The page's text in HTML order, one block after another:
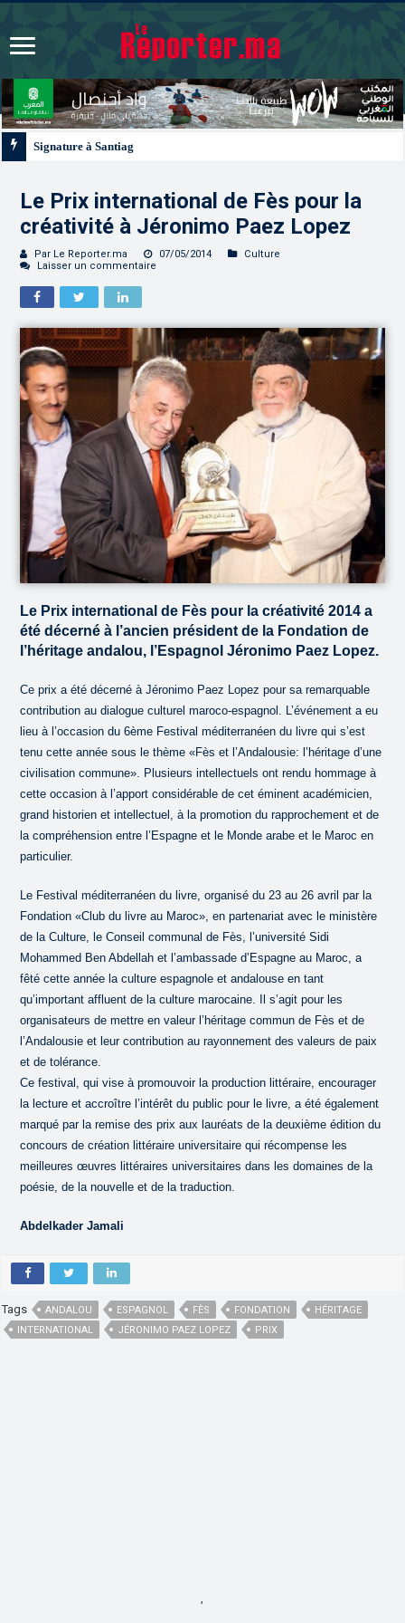
Le Prix international de Fès pour la
créativité à Jéronimo Paez Lopez
Par Le Reporter.ma 07/05/2014
Culture
Laisser un commentaire
Le Prix international de Fès pour la créativité 2014 a
été décerné à l’ancien président de la Fondation de
l’héritage andalou, l’Espagnol Jéronimo Paez Lopez.
Ce prix a été décerné à Jéronimo Paez Lopez pour sa remarquable
contribution au dialogue culturel maroco-espagnol. L’événement a eu
lieu à l’occasion du 6ème Festival méditerranéen du livre qui s’est
tenu cette année sous le thème «Fès et l’Andalousie: l’héritage d’une
civilisation commune». Plusieurs intellectuels ont rendu hommage à
cette occasion à l’apport considérable de cet éminent académicien,
grand historien et intellectuel, à la promotion du rapprochement et de
la compréhension entre l’Espagne et le Monde arabe et le Maroc en
particulier.
Le Festival méditerranéen du livre, organisé du 23 au 26 avril par la
Fondation «Club du livre au Maroc», en partenariat avec le ministère
de la Culture, le Conseil communal de Fès, l’université Sidi
Mohammed Ben Abdellah et l’ambassade d’Espagne au Maroc, a
fêté cette année la culture espagnole et andalouse en tant
qu’important affluent de la culture marocaine. Il s’agit pour les
organisateurs de mettre en valeur l’héritage commun de Fès et de
l’Andalousie et leur contribution au rayonnement des valeurs de paix
et de tolérance.
Ce festival, qui vise à promouvoir la production littéraire, encourager
la lecture et accroître l’intérêt du public pour le livre, a été également
marqué par la remise des prix aux lauréats de la deuxième édition du
concours de création littéraire universitaire qui récompense les
meilleures œuvres littéraires universitaires dans les domaines de la
poésie, de la nouvelle et de la traduction.
Abdelkader Jamali
Tags ANDALOU ESPAGNOL FÈS FONDATION
HÉRITAGE
INTERNATIONAL
JÉRONIMO PAEZ LOPEZ PRIX